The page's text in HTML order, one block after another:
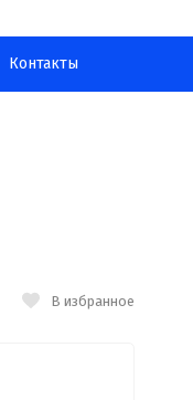
Контакты
В избранное